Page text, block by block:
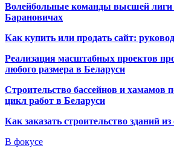
Волейбольные команды высшей лиги
Барановичах
Как купить или продать сайт:
Реализация масштабных проектов
любого размера в Беларуси
Строительство бассейнов и
цикл работ в Беларуси
Как заказать строительство зданий
В фокусе